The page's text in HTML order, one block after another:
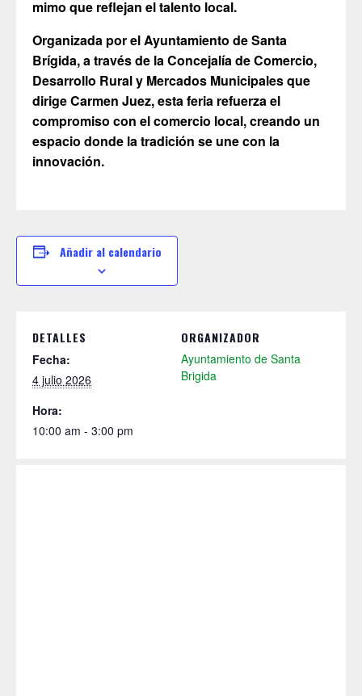
mimo que reflejan el talento local.
Organizada por el Ayuntamiento de Santa
Brígida, a través de la Concejalía de Comercio,
Desarrollo Rural y Mercados Municipalesque
dirige Carmen Juez, esta feria refuerza el
compromiso con el comercio local, creando un
espacio donde la tradición se une con la
innovación.
Añadir al calendario
DETALLES
Fecha:
4 julio 2026
Hora:
10:00 am - 3:00 pm
ORGANIZADOR
Ayuntamiento de Santa
Brigida